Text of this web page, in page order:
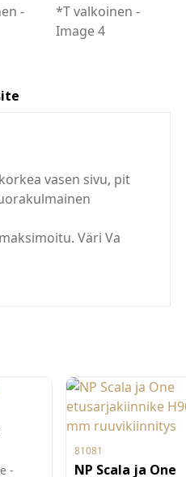
vasen sivu, pit
Väri Va
-
81081
NP Scala ja One